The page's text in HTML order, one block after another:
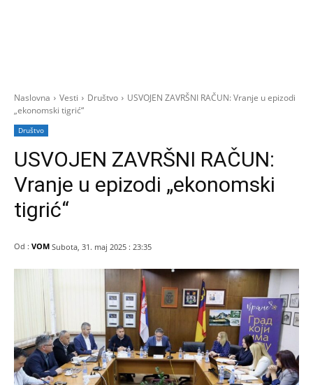
Naslovna Vesti Društvo
USVOJEN ZAVRŠNI RAČUN: Vranje u epizodi
„ekonomski tigrić“
Društvo
USVOJEN ZAVRŠNI RAČUN:
Vranje u epizodi „ekonomski
tigrić“
Od : VOM Subota, 31. maj 2025 : 23:35